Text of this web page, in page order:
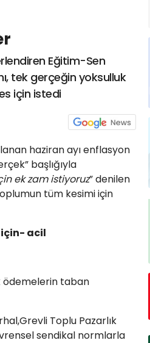
Eğitim-Sen
tek gerçeğin yoksulluk
için istedi
haziran ayı enflasyon
başlığıyla
ek zam istiyoruz” denilen
tüm kesimi için
için- acil
ödemelerin taban
Toplu Pazarlık
sendikal normlarla